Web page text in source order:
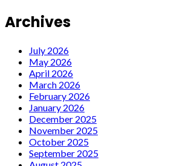
Archives
July 2026
May 2026
April 2026
March 2026
February 2026
January 2026
December 2025
November 2025
October 2025
September 2025